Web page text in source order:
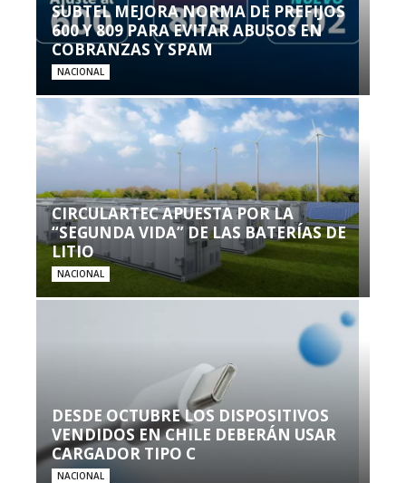
SUBTEL MEJORA NORMA DE PREFIJOS
600 Y 809 PARA EVITAR ABUSOS EN
COBRANZAS Y SPAM
NACIONAL
CIRCULARTEC APUESTA POR LA
“SEGUNDA VIDA” DE LAS BATERÍAS DE
LITIO
NACIONAL
DESDE OCTUBRE LOS DISPOSITIVOS
VENDIDOS EN CHILE DEBERÁN USAR
CARGADOR TIPO C
NACIONAL